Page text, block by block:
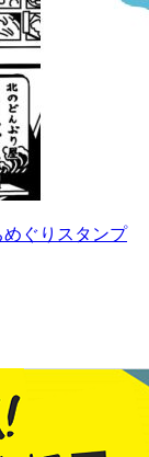
めぐりスタンプ